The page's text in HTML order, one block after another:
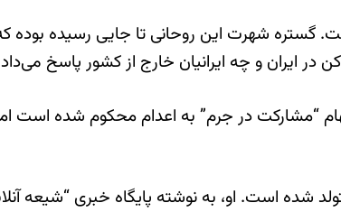
“مشارکت در جرم” به اعدام محکوم شده است